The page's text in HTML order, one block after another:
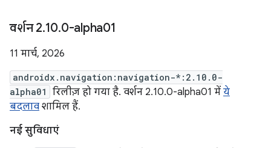
वर्शन 2.10.0-alpha01
11 मार्च, 2026
androidx.navigation:navigation-*:2.10.0-
alpha01
रिलीज़ हो गया है. वर्शन 2.10.0-alpha01 में ये
बदलाव शामिल हैं.
नई सुविधाएं